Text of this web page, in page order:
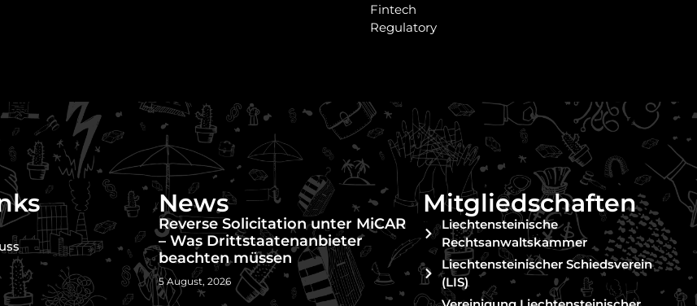
Fintech
Regulatory
News
Reverse Solicitation unter MiCAR
– Was Drittstaatenanbieter
beachten müssen
5 August, 2026
Mitgliedschaften
Liechtensteinische
Rechtsanwaltskammer
Liechtensteinischer Schiedsverein
(LIS)